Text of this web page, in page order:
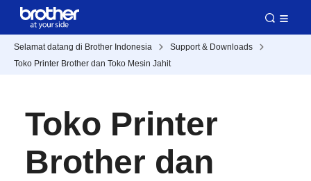
Selamat datang di Brother Indonesia
Support & Downloads
Toko Printer Brother dan Toko Mesin Jahit
Toko Printer
Brother dan